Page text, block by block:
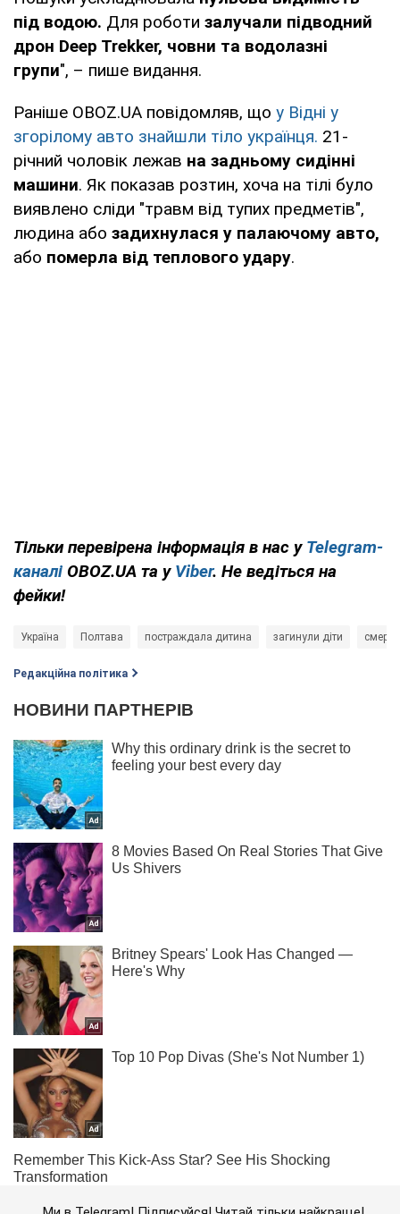
під водою. Для роботи залучали підводний
дрон Deep Trekker, човни та водолазні
групи", – пише видання.
Раніше OBOZ.UA повідомляв, що у Відні у
згорілому авто знайшли тіло українця. 21-
річний чоловік лежав на задньому сидінні
машини. Як показав розтин, хоча на тілі було
виявлено сліди "травм від тупих предметів",
людина або задихнулася у палаючому авто,
або померла від теплового удару.
Тільки перевірена інформація в нас у Telegram-
каналі OBOZ.UA та у Viber. Не ведіться на
фейки!
Україна Полтава постраждала дитина загинули діти смерть
Редакційна політика